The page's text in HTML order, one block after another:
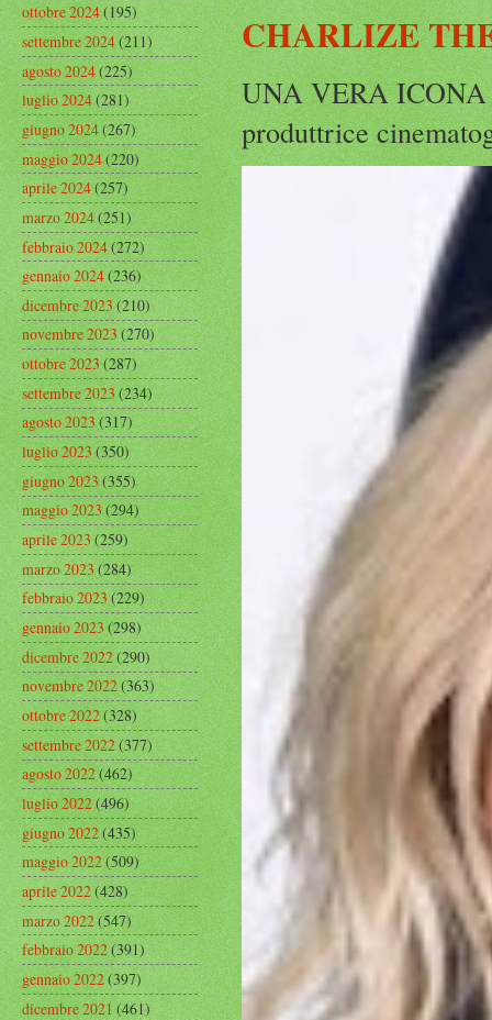
CHARLIZE
UNA VERA ICONA
produttrice
ottobre 2024(195)
settembre 2024(211)
agosto 2024(225)
luglio 2024(281)
giugno 2024(267)
maggio 2024(220)
aprile 2024(257)
marzo 2024(251)
febbraio 2024(272)
gennaio 2024(236)
dicembre 2023(210)
novembre 2023(270)
ottobre 2023(287)
settembre 2023(234)
agosto 2023(317)
luglio 2023(350)
giugno 2023(355)
maggio 2023(294)
aprile 2023(259)
marzo 2023(284)
febbraio 2023(229)
gennaio 2023(298)
dicembre 2022(290)
novembre 2022(363)
ottobre 2022(328)
settembre 2022(377)
agosto 2022(462)
luglio 2022(496)
giugno 2022(435)
maggio 2022(509)
aprile 2022(428)
marzo 2022(547)
febbraio 2022(391)
gennaio 2022(397)
dicembre 2021(461)